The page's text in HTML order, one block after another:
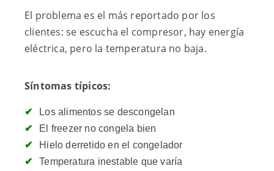
El problema es el más reportado por los
clientes: se escucha el compresor, hay energía
eléctrica, pero la temperatura no baja.
Síntomas típicos:
Los alimentos se descongelan
El freezer no congela bien
Hielo derretido en el congelador
Temperatura inestable que varía